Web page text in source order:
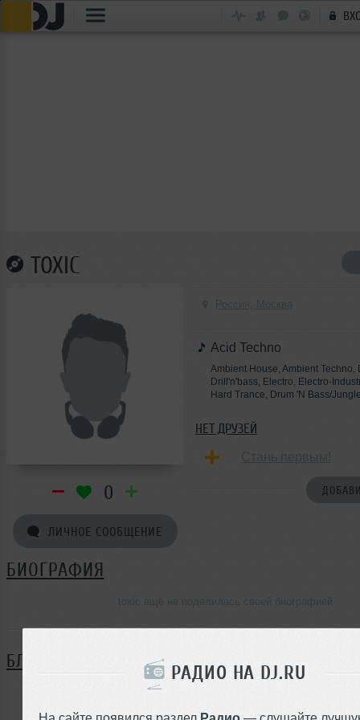
РАДИО НА DJ.RU
На сайте появился раздел Радио — слушайте
TOXIC
0
ЛИЧНОЕ СООБЩЕНИЕ
Acid Techno
Ambient House, Ambient Techno,
Drill'n'bass, Electro, Electro-
Hard Trance, Drum 'N Bass/
НЕТ ДРУЗЕЙ
БИОГРАФИЯ
БЛОГ